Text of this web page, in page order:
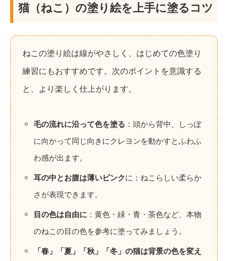
猫（ねこ）の塗り絵を上手に塗るコツ
ねこの塗り絵は線がやさしく、はじめての色塗り
練習にもおすすめです。次のポイントを意識する
と、より楽しく仕上がります。
毛の流れに沿って色を塗る ：頭から背中、しっぽ
に向かって同じ向きにクレヨンを動かすとふわふ
わ感が出ます。
耳の中とお腹は薄いピンクに：ねこらしい柔らか
さが表現できます。
目の色は自由に：黄色・緑・青・茶色など、本物
のねこの目の色を参考に塗ってみましょう。
「春」「夏」「秋」「冬」の猫は背景の色を変え